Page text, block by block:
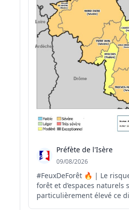
Préfète de l'Isère
09/08/2026
#FeuxDeForêt 🔥 | Le
forêt et d’espaces naturels
particulièrement élevé ce